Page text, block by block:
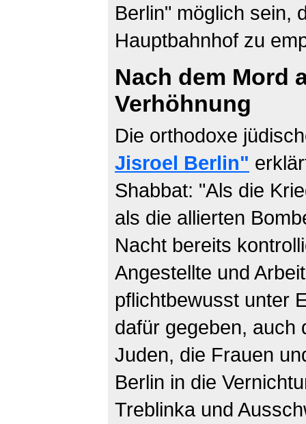
Berlin" möglich sein,
Hauptbahnhof zu
Nach dem Mord
Verhöhnung
Die orthodoxe
Jisroel Berlin"
Shabbat: "Als die
als die allierten
Nacht bereits
Angestellte und
pflichtbewusst unter
dafür gegeben, auch
Juden, die Frauen
Berlin in die
Treblinka und